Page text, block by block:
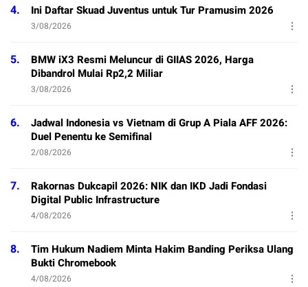
4. Ini Daftar Skuad Juventus untuk Tur Pramusim 2026
3/08/2026
5.
BMW iX3 Resmi Meluncur di GIIAS 2026, Harga
Dibandrol Mulai Rp2,2 Miliar
3/08/2026
6.
Jadwal Indonesia vs Vietnam di Grup A Piala AFF 2026:
Duel Penentu ke Semifinal
2/08/2026
7.
Rakornas Dukcapil 2026: NIK dan IKD Jadi Fondasi
Digital Public Infrastructure
4/08/2026
8.
Tim Hukum Nadiem Minta Hakim Banding Periksa Ulang
Bukti Chromebook
4/08/2026